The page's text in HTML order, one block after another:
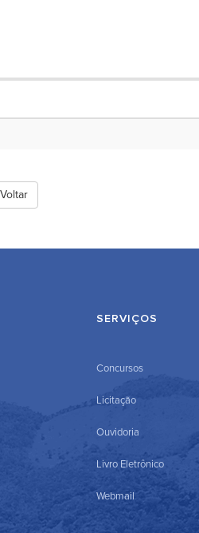
Voltar
SERVIÇOS
Concursos
Licitação
Ouvidoria
Livro Eletrônico
Webmail